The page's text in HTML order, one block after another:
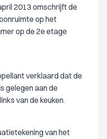
2013 omschrijft de
op het
op de 2e etage
verklaard dat de
gelegen aan de
van de keuken.
van het